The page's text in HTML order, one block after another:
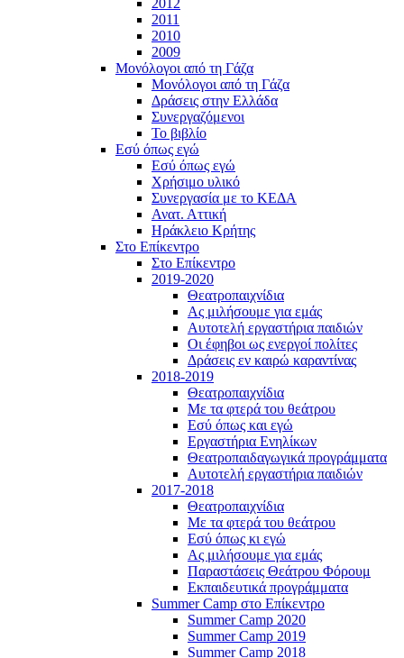
2012
2011
2010
2009
Μονόλογοι από τη Γάζα
Μονόλογοι από τη Γάζα
Δράσεις στην Ελλάδα
Συνεργαζόμενοι
To βιβλίο
Εσύ όπως εγώ
Εσύ όπως εγώ
Χρήσιμο υλικό
Συνεργασία με το ΚΕΔΑ
Ανατ. Αττική
Ηράκλειο Κρήτης
Στο Επίκεντρο
Στο Επίκεντρο
2019-2020
Θεατροπαιχνίδια
Ας μιλήσουμε για εμάς
Αυτοτελή εργαστήρια παιδιών
Οι έφηβοι ως ενεργοί πολίτες
Δράσεις εν καιρώ καραντίνας
2018-2019
Θεατροπαιχνίδια
Με τα φτερά του θεάτρου
Εσύ όπως και εγώ
Εργαστήρια Ενηλίκων
Θεατροπαιδαγωγικά προγράμματα
Αυτοτελή εργαστήρια παιδιών
2017-2018
Θεατροπαιχνίδια
Με τα φτερά του θεάτρου
Εσύ όπως κι εγώ
Ας μιλήσουμε για εμάς
Παραστάσεις Θεάτρου Φόρουμ
Εκπαιδευτικά προγράμματα
Summer Camp στο Επίκεντρο
Summer Camp 2020
Summer Camp 2019
Summer Camp 2018